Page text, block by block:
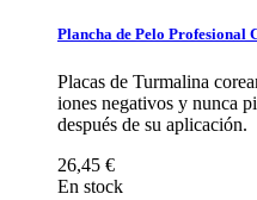
Plancha de Pelo Profesional
Placas de Turmalina
iones negativos y nunca
después de su aplicación.
26,45 €
En stock